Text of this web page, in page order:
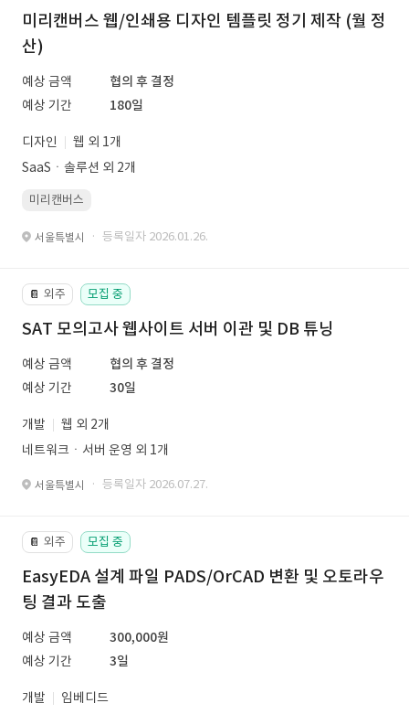
미리캔버스 웹/인쇄용 디자인 템플릿 정기 제작 (월 정
산)
예상 금액
협의 후 결정
예상 기간
180일
디자인
웹 외 1개
SaaSㆍ솔루션 외 2개
미리캔버스
서울특별시 · 등록일자 2026.01.26.
📔 외주 모집 중
SAT 모의고사 웹사이트 서버 이관 및 DB 튜닝
예상 금액
협의 후 결정
예상 기간
30일
개발
웹 외 2개
네트워크ㆍ서버 운영 외 1개
서울특별시 · 등록일자 2026.07.27.
📔 외주 모집 중
EasyEDA 설계 파일 PADS/OrCAD 변환 및 오토라우
팅 결과 도출
예상 금액
300,000원
예상 기간
3일
개발
임베디드